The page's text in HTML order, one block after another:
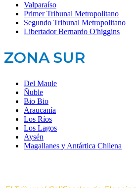
Valparaíso
Primer Tribunal Metropolitano
Segundo Tribunal Metropolitano
Libertador Bernardo O'higgins
ZONA SUR
Del Maule
Ñuble
Bio Bio
Araucanía
Los Ríos
Los Lagos
Aysén
Magallanes y Antártica Chilena